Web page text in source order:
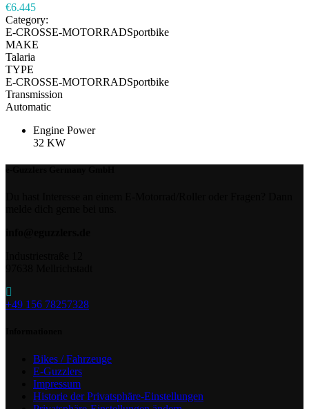
€6.445
Category:
E-CROSSE-MOTORRADSportbike
MAKE
Talaria
TYPE
E-CROSSE-MOTORRADSportbike
Transmission
Automatic
Engine Power
32 KW
+49 156 78257328
Bikes / Fahrzeuge
E-Guzzlers
Impressum
Historie der Privatsphäre-Einstellungen